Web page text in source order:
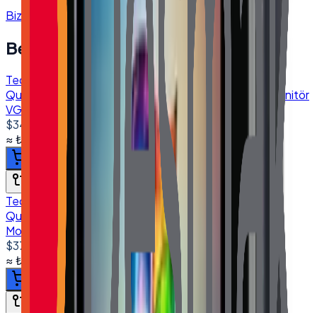
Bize Ulaşın
Benzer Ürünler
Tedarik
Quanmax TCH-1700M 17'' Endüstriyel Dokunmatik Monitör
VGA HDMI DVI USB 1280*1024
$340.00
≈₺16.261,52
Tedarik
Quanmax TCH-1850M 18.5'' Endüstriyel Dokunmatik
Monitör VGA HDMI DVI USB
$375.00
+ KDV
≈₺17.935,50 (% )
Karşılaştır